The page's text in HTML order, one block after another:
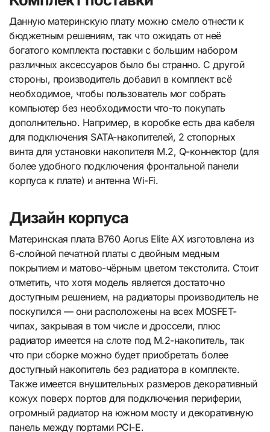
Данную материнскую плату можно смело отнести к
бюджетным решениям, так что ожидать от неё
богатого комплекта поставки с большим набором
различных аксессуаров было бы странно. С другой
стороны, производитель добавил в комплект всё
необходимое, чтобы пользователь мог собрать
компьютер без необходимости что-то покупать
дополнительно. Например, в коробке есть два кабеля
для подключения SATA-накопителей, 2 стопорных
винта для установки накопителя М.2, Q-коннектор (для
более удобного подключения фронтальной панели
корпуса к плате) и антенна Wi-Fi.
Дизайн корпуса
Материнская плата B760 Aorus Elite AX изготовлена из
6-слойной печатной платы с двойным медным
покрытием и матово-чёрным цветом текстолита. Стоит
отметить, что хотя модель является достаточно
доступным решением, на радиаторы производитель не
поскупился — они расположены на всех MOSFET-
чипах, закрывая в том числе и дроссели, плюс
радиатор имеется на слоте под М.2-накопитель, так
что при сборке можно будет приобретать более
доступный накопитель без радиатора в комплекте.
Также имеется внушительных размеров декоративный
кожух поверх портов для подключения периферии,
огромный радиатор на южном мосту и декоративную
панель между портами PCI-E.